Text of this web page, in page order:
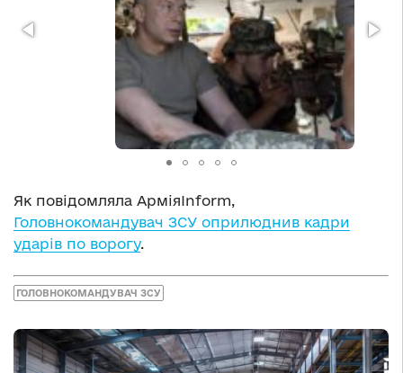
Як повідомляла АрміяInform,
Головнокомандувач ЗСУ оприлюднив кадри
ударів по ворогу.
ГОЛОВНОКОМАНДУВАЧ ЗСУ